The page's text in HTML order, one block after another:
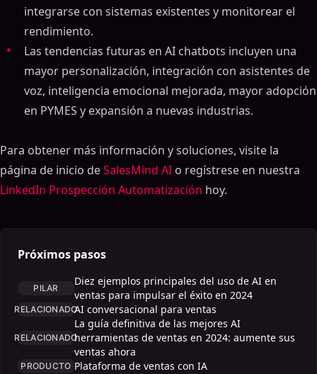
integrarse con sistemas existentes y monitorear el
rendimiento.
Las tendencias futuras en AI chatbots incluyen una
mayor personalización, integración con asistentes de
voz, inteligencia emocional mejorada, mayor adopción
en PYMES y expansión a nuevas industrias.
Para obtener más información y soluciones, visite la
página de inicio deSalesMind AI o regístrese en nuestra
LinkedIn Prospección Automatización hoy.
Próximos pasos
PILAR
Diez ejemplos principales del uso de AI en
ventas para impulsar el éxito en 2024
RELACIONADOAI conversacional para ventas
RELACIONADO
La guía definitiva de las mejores AI
herramientas de ventas en 2024: aumente sus
ventas ahora
PRODUCTO Plataforma de ventas con IA